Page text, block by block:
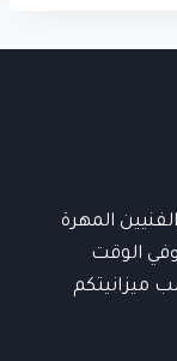
المهرة
الوقت
ميزانيتكم